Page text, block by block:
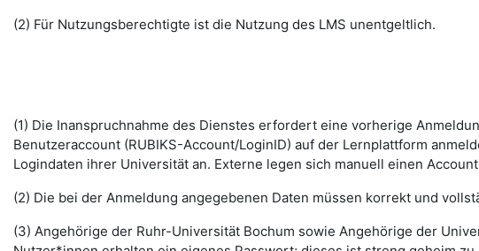
(2) Für Nutzungsberechtigte ist die Nutzung des LMS unentgeltlich.
(1) Die Inanspruchnahme des Dienstes erfordert eine vorherige
Benutzeraccount (RUBIKS-Account/LoginID) auf der Lernplattform
Logindaten ihrer Universität an. Externe legen sich manuell einen Account
(2) Die bei der Anmeldung angegebenen Daten müssen korrekt und
(3) Angehörige der Ruhr-Universität Bochum sowie Angehörige der